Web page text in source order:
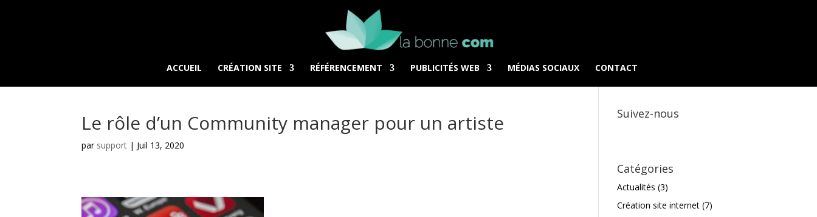
ACCUEIL CRÉATION SITE RÉFÉRENCEMENT PUBLICITÉS WEB MÉDIAS SOCIAUX CONTACT
Le rôle d’un Community manager pour un artiste
par support | Juil 13, 2020
Suivez-nous
Catégories
Actualités (3)
Création site internet (7)